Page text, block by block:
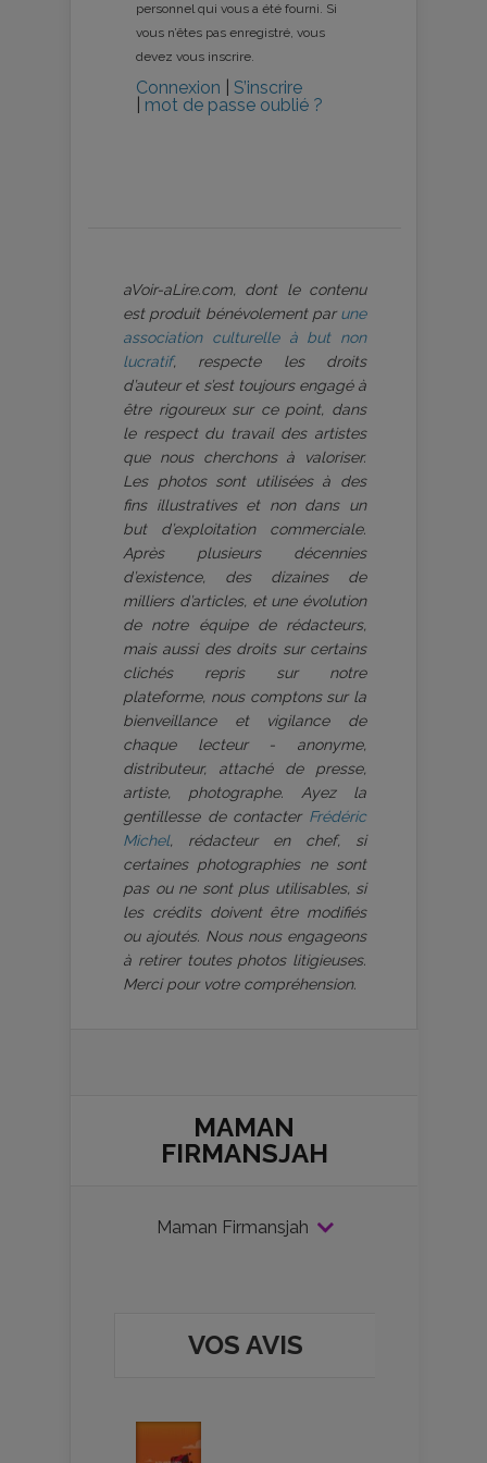
personnel qui vous a été fourni. Si
vous n’êtes pas enregistré, vous
devez vous inscrire.
Connexion
S’inscrire
mot de passe oublié ?
aVoir-aLire.com, dont le contenu
est produit bénévolement par une
association culturelle à but non
lucratif, respecte les droits
d’auteur et s’est toujours engagé à
être rigoureux sur ce point, dans
le respect du travail des artistes
que nous cherchons à valoriser.
Les photos sont utilisées à des
fins illustratives et non dans un
but d’exploitation commerciale.
Après plusieurs décennies
d’existence, des dizaines de
milliers d’articles, et une évolution
de notre équipe de rédacteurs,
mais aussi des droits sur certains
clichés repris sur notre
plateforme, nous comptons sur la
bienveillance et vigilance de
chaque lecteur - anonyme,
distributeur, attaché de presse,
artiste, photographe. Ayez la
gentillesse de contacter Frédéric
Michel, rédacteur en chef, si
certaines photographies ne sont
pas ou ne sont plus utilisables, si
les crédits doivent être modifiés
ou ajoutés. Nous nous engageons
à retirer toutes photos litigieuses.
Merci pour votre compréhension.
MAMAN
FIRMANSJAH
Maman Firmansjah
VOS AVIS